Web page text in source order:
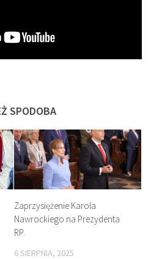
SPODOBA
Zaprzysiężenie Karola
Nawrockiego na Prezydenta
RP.
6 SIERPNIA, 2025